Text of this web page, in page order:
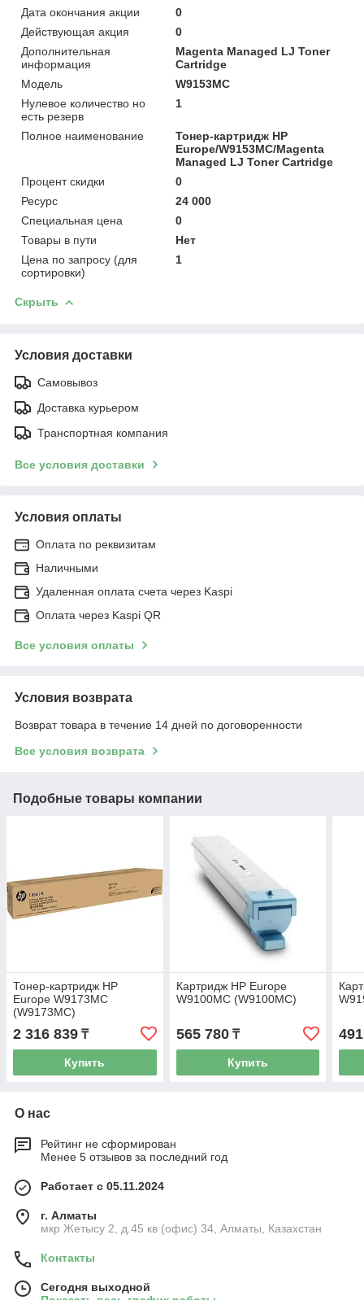
Дата окончания акции
0
Действующая акция
0
Дополнительная
информация
Magenta Managed LJ Toner
Cartridge
Модель
W9153MC
Нулевое количество но
есть резерв
1
Полное наименование
Тонер-картридж HP
Europe/W9153MC/Magenta
Managed LJ Toner Cartridge
Процент скидки
0
Ресурс
24 000
Специальная цена
0
Товары в пути
Нет
Цена по запросу (для
сортировки)
1
Скрыть
Условия доставки
Самовывоз
Доставка курьером
Транспортная компания
Все условия доставки
Условия оплаты
Оплата по реквизитам
Наличными
Удаленная оплата счета через Kaspi
Оплата через Kaspi QR
Все условия оплаты
Условия возврата
Возврат товара в течение 14 дней по договоренности
Все условия возврата
Подобные товары компании
Тонер-картридж HP
Europe W9173MC
(W9173MC)
2 316 839 ₸
Купить
Картридж HP Europe
W9100MC (W9100MC)
565 780₸
Купить
О нас
Рейтинг не сформирован
Менее 5 отзывов за последний год
Работает с 05.11.2024
г. Алматы
мкр Жетысу 2, д.45 кв (офис) 34, Алматы, Казахстан
Контакты
Сегодня выходной